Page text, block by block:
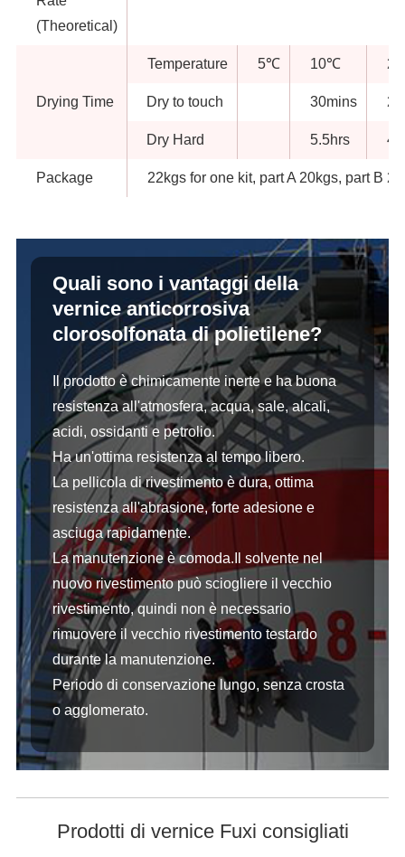
(Theoretical)
Drying Time
Temperature 5℃ 10℃
Dry to touch 30mins
Dry Hard 5.5hrs
Package 22kgs for one kit, part A 20kgs, part B
Quali sono i vantaggi della
vernice anticorrosiva
clorosolfonata di polietilene?
Il prodotto è chimicamente inerte e ha buona
resistenza all'atmosfera, acqua, sale, alcali,
acidi, ossidanti e petrolio.
Ha un'ottima resistenza al tempo libero.
La pellicola di rivestimento è dura, ottima
resistenza all'abrasione, forte adesione e
asciuga rapidamente.
La manutenzione è comoda.Il solvente nel
nuovo rivestimento può sciogliere il vecchio
rivestimento, quindi non è necessario
rimuovere il vecchio rivestimento testardo
durante la manutenzione.
Periodo di conservazione lungo, senza crosta
o agglomerato.
Prodotti di vernice Fuxi consigliati